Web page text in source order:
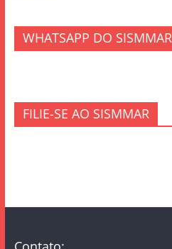
WHATSAPP DO SISMMAR
FILIE-SE AO SISMMAR